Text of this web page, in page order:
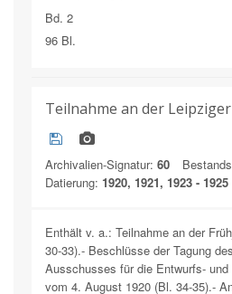
Bd. 2
96 Bl.
Teilnahme an der
Archivalien-Signatur: 60
Datierung: 1920, 1921, 1923 - 1925
Enthält v. a.: Teilnahme an der
30-33).- Beschlüsse der Tagung
Ausschusses für die Entwurfs-
vom 4. August 1920 (Bl. 34-35).-